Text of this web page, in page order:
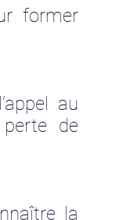
former
au
perte de
la